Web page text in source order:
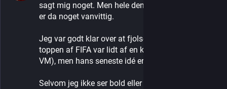
sagt mig noget. Men hele den her FIFA/UEFA sag
er da noget vanvittig.
Jeg var godt klar over at fjolset som sidder i
toppen af FIFA var lidt af en korrupt narrehat, (læs:
VM), men hans seneste idé er da helt væk.
Selvom jeg ikke ser bold eller går op i det, så følger